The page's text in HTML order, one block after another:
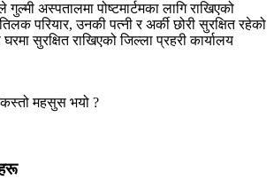
अस्पतालमा पोष्टमार्टमका लागि राखिएको
परियार, उनकी पत्नी र अर्की छोरी सुरक्षित रहेको
सुरक्षित राखिएको जिल्ला प्रहरी कार्यालय
महसुस भयो ?